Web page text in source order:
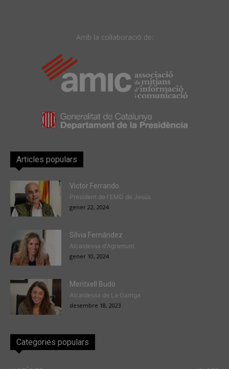
Amb la col·laboració de:
Articles populars
Victor Ferrando
President de l'EMD de Jesús
gener 22, 2024
Sílvia Fernández
Alcaldessa d'Agramunt
gener 10, 2024
Meritxell Budó
Alcaldessa de La Garriga
desembre 18, 2023
Categories populars